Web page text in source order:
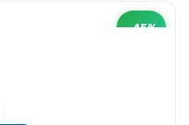
-45%